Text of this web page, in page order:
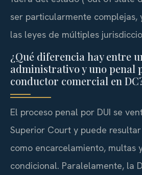
ser particularmente complejas,
las leyes de múltiples
¿Qué diferencia hay entre
administrativo y uno penal
conductor comercial en
El proceso penal por DUI se
Superior Court y puede
como encarcelamiento, multas
condicional. Paralelamente, la